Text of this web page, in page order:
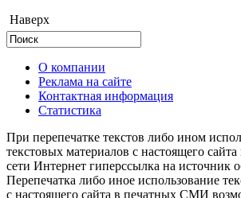
Наверх
О компании
Реклама на сайте
Контактная информация
Статистика
При перепечатке текстов либо ином
текстовых материалов с настоящего
сети Интернет гиперссылка на источник
Перепечатка либо иное использование
с настоящего сайта в печатных СМИ